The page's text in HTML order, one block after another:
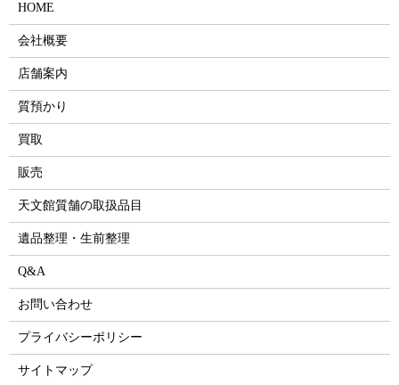
HOME
会社概要
店舗案内
質預かり
買取
販売
天文館質舗の取扱品目
遺品整理・生前整理
Q&A
お問い合わせ
プライバシーポリシー
サイトマップ